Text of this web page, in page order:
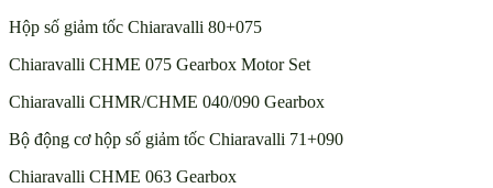
Hộp số giảm tốc Chiaravalli 80+075
Chiaravalli CHME 075 Gearbox Motor Set
Chiaravalli CHMR/CHME 040/090 Gearbox
Bộ động cơ hộp số giảm tốc Chiaravalli 71+090
Chiaravalli CHME 063 Gearbox